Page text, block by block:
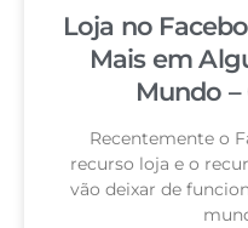
Loja no
Mais em
Mundo –
Recentemente o
recurso loja e o
vão deixar de